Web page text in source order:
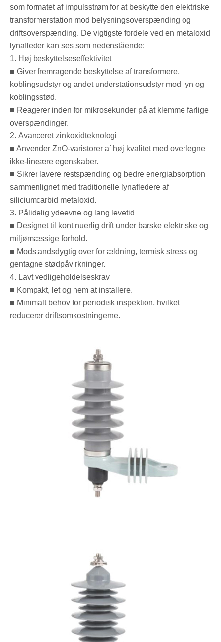
som formatet af impulsstrøm for at beskytte den elektriske
transformerstation mod belysningsoverspænding og
driftsoverspænding. De vigtigste fordele ved en metaloxid
lynafleder kan ses som nedenstående:
1. Høj beskyttelseseffektivitet
■ Giver fremragende beskyttelse af transformere,
koblingsudstyr og andet understationsudstyr mod lyn og
koblingsstød.
■ Reagerer inden for mikrosekunder på at klemme farlige
overspændinger.
2. Avanceret zinkoxidteknologi
■ Anvender ZnO-varistorer af høj kvalitet med overlegne
ikke-lineære egenskaber.
■ Sikrer lavere restspænding og bedre energiabsorption
sammenlignet med traditionelle lynafledere af
siliciumcarbid metaloxid.
3. Pålidelig ydeevne og lang levetid
■ Designet til kontinuerlig drift under barske elektriske og
miljømæssige forhold.
■ Modstandsdygtig over for ældning, termisk stress og
gentagne stødpåvirkninger.
4. Lavt vedligeholdelseskrav
■ Kompakt, let og nem at installere.
■ Minimalt behov for periodisk inspektion, hvilket
reducerer driftsomkostningerne.